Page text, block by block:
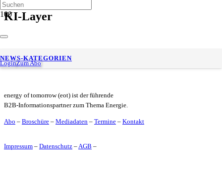
LoginZum Abo
NEWS-KATEGORIEN
KI-Layer
Im Interview mit Lea Frank – KI statt Bauchgefühl: Wie
Händler mit anybill smarter entscheiden
energy of tomorrow (eot) ist der führende
B2B-Informationspartner zum Thema Energie.
Abo – Broschüre – Mediadaten – Termine – Kontakt
Impressum – Datenschutz –AGB –